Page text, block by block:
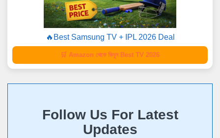
🔥Best Samsung TV + IPL 2026 Deal
🛒 Amazon থেকে কিনুন Best TV 2026
Follow Us For Latest
Updates